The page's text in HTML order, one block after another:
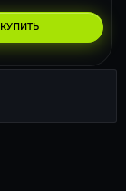
КУПИТЬ